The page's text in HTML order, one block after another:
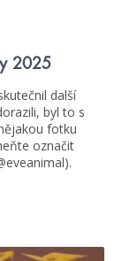
2025
další
byl to s
fotku
označit